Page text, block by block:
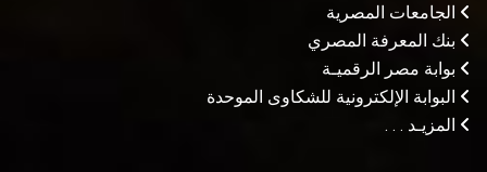
الجامعات المصرية
بنك المعرفة المصري
بوابة مصر الرقميـة
البوابة الإلكترونية للشكاوى الموحدة
المزيـد . . .